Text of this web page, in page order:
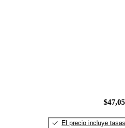
El precio incluye tasas